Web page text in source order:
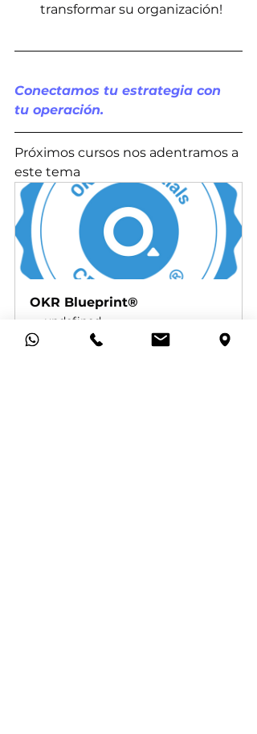
transformar su organización!
Conectamos tu estrategia con
tu operación.
Próximos cursos nos adentramos a
este tema
OKR Blueprint®
undefined
Reservar ahora